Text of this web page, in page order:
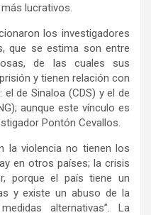
lucrativos.
los investigadores
que se estima son entre
de las cuales sus
y tienen relación con
de Sinaloa (CDS) y el de
aunque este vínculo es
Pontón Cevallos.
la violencia no tienen los
en otros países; la crisis
porque el país tiene un
y existe un abuso de la
alternativas”. La